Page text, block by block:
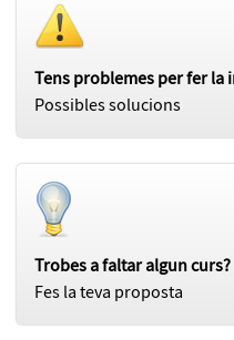
Tens problemes per fer la
Possibles solucions
Trobes a faltar algun curs?
Fes la teva proposta